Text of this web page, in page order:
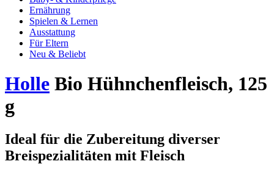
Ernährung
Spielen & Lernen
Ausstattung
Für Eltern
Neu & Beliebt
Holle Bio Hühnchenfleisch, 125
g
Ideal für die Zubereitung diverser
Breispezialitäten mit Fleisch